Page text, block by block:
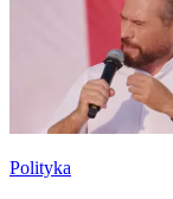
Polityka